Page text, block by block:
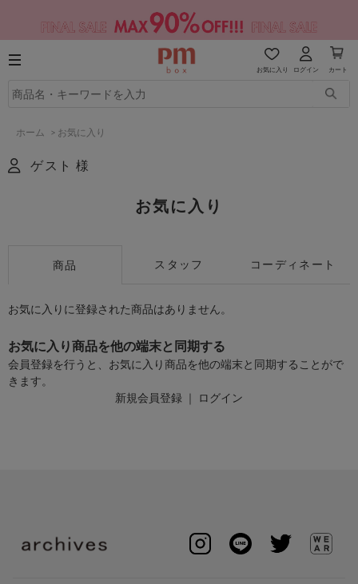
お気に入り ログイン カート
ホーム > お気に入り
ゲスト 様
お気に入り
商品 スタッフ コーディネート
お気に入りに登録された商品はありません。
お気に入り商品を他の端末と同期する
会員登録を行うと、お気に入り商品を他の端末と同期することがで
きます。
新規会員登録 ｜ ログイン